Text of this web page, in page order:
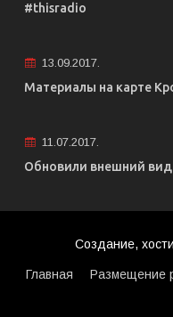
#thisradio
13.09.2017.
Материалы на карте
11.07.2017.
Обновили внешний вид
Создание,
Главная Размещение